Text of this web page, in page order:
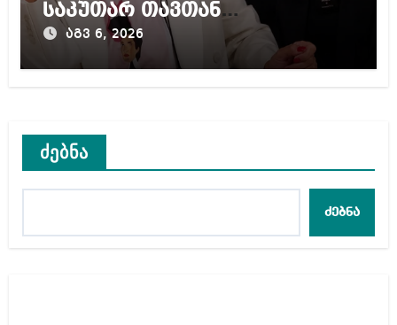
საკუთარ თავთან
შეგარცხვენთ – ეკა კუპატაძე
ნანუკა ჟორჟოლიანს
აგვ 6, 2026
ძებნა
ძებნა